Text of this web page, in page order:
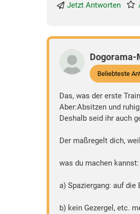
Jetzt Antworten
Dogorama-
Beliebteste
Das, was der erste
Aber:Absitzen und
Deshalb seid ihr auch
Der maßregelt dich,
was du machen kannst:
a) Spaziergang: auf die
b) kein Gezergel, etc.